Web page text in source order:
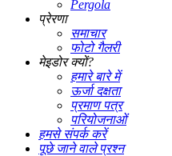
Pergola
प्रेरणा
समाचार
फोटो गैलरी
मेइडोर क्यों?
हमारे बारे में
ऊर्जा दक्षता
प्रमाण पत्र
परियोजनाओं
हमसे संपर्क करें
पूछे जाने वाले प्रश्न